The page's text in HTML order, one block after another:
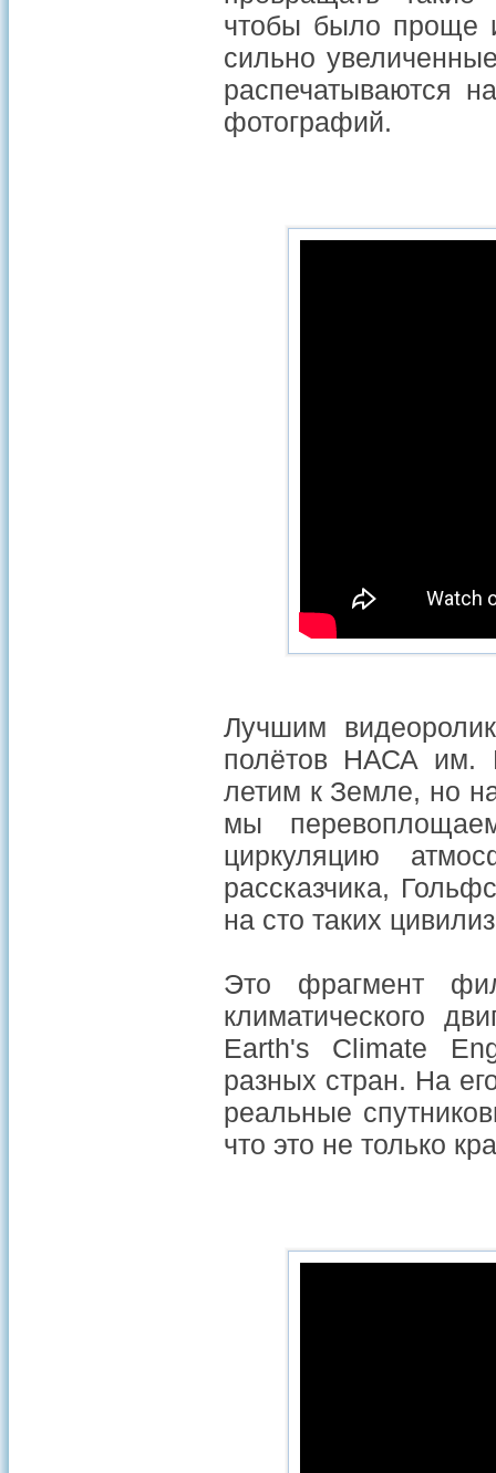
чтобы было проще
сильно
распечатываются
фотографий.
Лучшим
полётов НАСА им.
летим к Земле, но
мы
циркуляцию
рассказчика,
на сто таких
Это фрагмент
климатического
Earth's Climate
разных стран. На
реальные
что это не только